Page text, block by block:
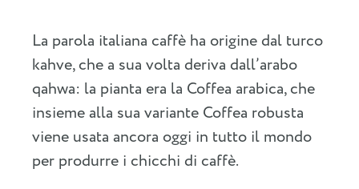
La parola italiana caffè ha origine dal turco
kahve, che a sua volta deriva dall’arabo
qahwa: la pianta era la Coffea arabica, che
insieme alla sua variante Coffea robusta
viene usata ancora oggi in tutto il mondo
per produrre i chicchi di caffè.